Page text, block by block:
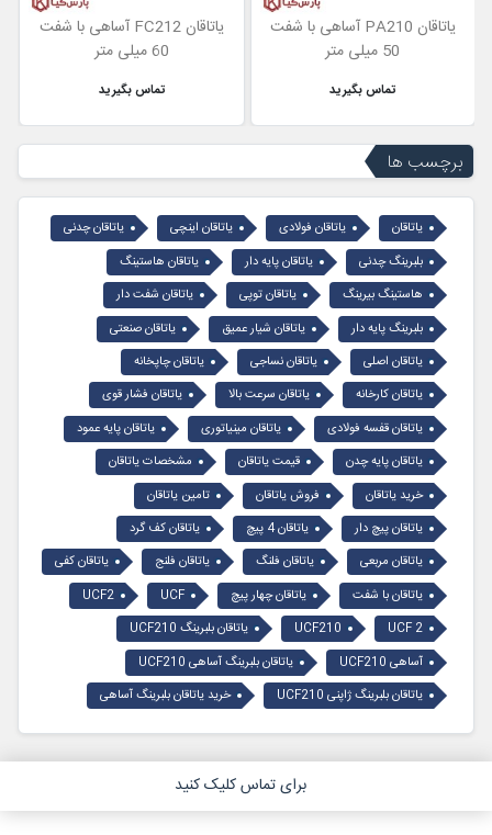
یاتاقان PA210 آساهی با شفت
50 میلی متر
تماس بگیرید
یاتاقان FC212 آساهی با شفت
60 میلی متر
تماس بگیرید
برچسب ها
یاتاقان یاتاقان فولادی یاتاقان اینچی
یاتاقان چدنی
بلبرینگ چدنی
یاتاقان پایه دار
یاتاقان هاستینگ
هاستینگ بیرینگ
یاتاقان توپی
یاتاقان شفت دار
بلبرینگ پایه دار
یاتاقان شیار عمیق
یاتاقان صنعتی
یاتاقان اصلی
یاتاقان نساجی
یاتاقان چاپخانه
یاتاقان کارخانه
یاتاقان سرعت بالا
یاتاقان فشار قوی
یاتاقان قفسه فولادی
یاتاقان مینیاتوری
یاتاقان پایه عمود
یاتاقان پایه چدن
قیمت یاتاقان
مشخصات یاتاقان
خرید یاتاقان
فروش یاتاقان
تامین یاتاقان
یاتاقان پیچ دار
یاتاقان 4 پیچ
یاتاقان کف گرد
یاتاقان مربعی
یاتاقان فلنگ یاتاقان فلنج
یاتاقان کفی
یاتاقان با شفت
یاتاقان چهار پیچ UCF
UCF2
UCF 2
UCF210
یاتاقان بلبرینگ UCF210
آساهی UCF210
یاتاقان بلبرینگ آساهی UCF210
یاتاقان بلبرینگ ژاپنی UCF210
خرید یاتاقان بلبرینگ آساهی
برای تماس کلیک کنید